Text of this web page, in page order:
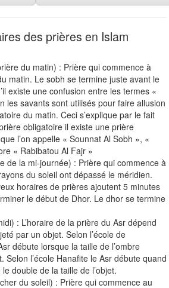
des prières en Islam
du matin) : Prière qui commence à
matin. Le sobh se termine juste avant le
existe une confusion entre les termes «
les savants sont utilisés pour faire allusion
du matin. Ceci s’explique par le fait
obligatoire il existe une prière
l’on appelle « Sounnat Al Sobh », «
« Rabibatou Al Fajr »
de la mi-journée) : Prière qui commence à
du soleil ont dépassé le méridien.
horaires de prières ajoutent 5 minutes
le début de Dhor. Le dhor se termine
: L’horaire de la prière du Asr dépend
par un objet. Selon l’école de
débute lorsque la taille de l’ombre
Selon l’école Hanafite le Asr débute quand
double de la taille de l’objet.
du soleil) : Prière qui commence au